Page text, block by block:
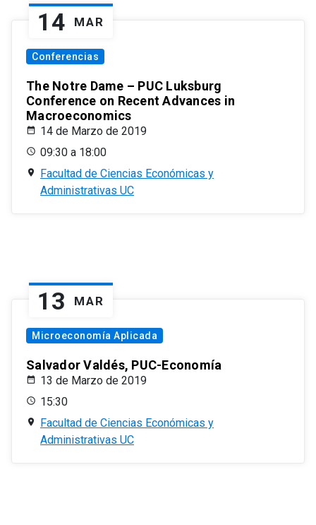
14 MAR
Conferencias
The Notre Dame – PUC Luksburg
Conference on Recent Advances in
Macroeconomics
14 de Marzo de 2019
09:30 a 18:00
Facultad de Ciencias Económicas y
Administrativas UC
13 MAR
Microeconomía Aplicada
Salvador Valdés, PUC-Economía
13 de Marzo de 2019
15:30
Facultad de Ciencias Económicas y
Administrativas UC